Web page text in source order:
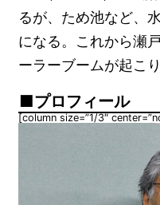
るが、ため池など、
になる。これから瀬
ーラーブームが起こり
プロフィール
[column size=”1/3″